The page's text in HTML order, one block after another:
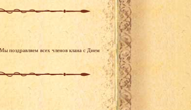
поздравляем всех членов клана с Днем